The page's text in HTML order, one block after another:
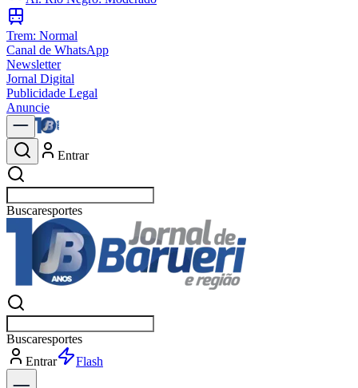
Trem: Normal
Canal de WhatsApp
Newsletter
Jornal Digital
Publicidade Legal
Anuncie
Entrar
Buscarpolítica
Buscarpolítica
Entrar
Explorar